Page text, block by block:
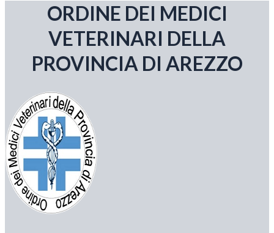
ORDINE DEI MEDICI
VETERINARI DELLA
PROVINCIA DI AREZZO